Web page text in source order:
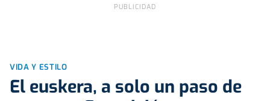
VIDA Y ESTILO
El euskera, a solo un paso de